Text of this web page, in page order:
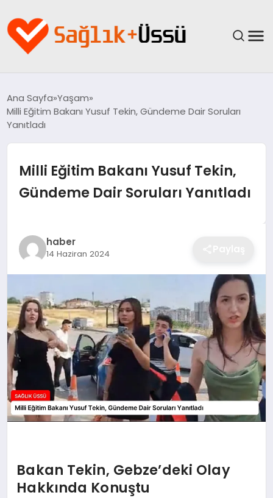
YAŞAM
BESLENME
Ana Sayfa Yaşam
Milli Eğitim Bakanı Yusuf Tekin, Gündeme Dair Soruları
Yanıtladı
Milli Eğitim Bakanı Yusuf Tekin,
Gündeme Dair Soruları Yanıtladı
haber
14 Haziran 2024
Bakan Tekin, Gebze’deki Olay
Hakkında Konuştu